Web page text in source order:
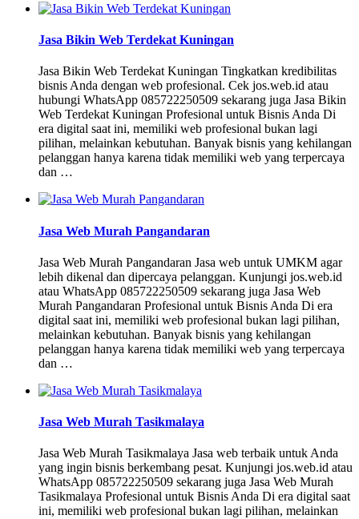
Jasa Bikin Web Terdekat Kuningan
Jasa Bikin Web Terdekat Kuningan Tingkatkan kredibilitas
bisnis Anda dengan web profesional. Cek jos.web.id atau
hubungi WhatsApp 085722250509 sekarang juga Jasa Bikin
Web Terdekat Kuningan Profesional untuk Bisnis Anda Di
era digital saat ini, memiliki web profesional bukan lagi
pilihan, melainkan kebutuhan. Banyak bisnis yang kehilangan
pelanggan hanya karena tidak memiliki web yang terpercaya
dan …
Jasa Web Murah Pangandaran
Jasa Web Murah Pangandaran Jasa web untuk UMKM agar
lebih dikenal dan dipercaya pelanggan. Kunjungi jos.web.id
atau WhatsApp 085722250509 sekarang juga Jasa Web
Murah Pangandaran Profesional untuk Bisnis Anda Di era
digital saat ini, memiliki web profesional bukan lagi pilihan,
melainkan kebutuhan. Banyak bisnis yang kehilangan
pelanggan hanya karena tidak memiliki web yang terpercaya
dan …
Jasa Web Murah Tasikmalaya
Jasa Web Murah Tasikmalaya Jasa web terbaik untuk Anda
yang ingin bisnis berkembang pesat. Kunjungi jos.web.id atau
WhatsApp 085722250509 sekarang juga Jasa Web Murah
Tasikmalaya Profesional untuk Bisnis Anda Di era digital saat
ini, memiliki web profesional bukan lagi pilihan, melainkan